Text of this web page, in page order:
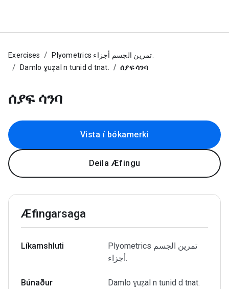
Exercises
Damlo ɣuẓal n tunid d tnat.
ሰያፍ ሳንባ
ሰያፍ ሳንባ
Vista í bókamerki
Deila Æfingu
Æfingarsaga
Líkamshluti
Plyometrics تمرين الجسم
أجزاء.
Búnaður Damlo ɣuẓal n tunid d tnat.